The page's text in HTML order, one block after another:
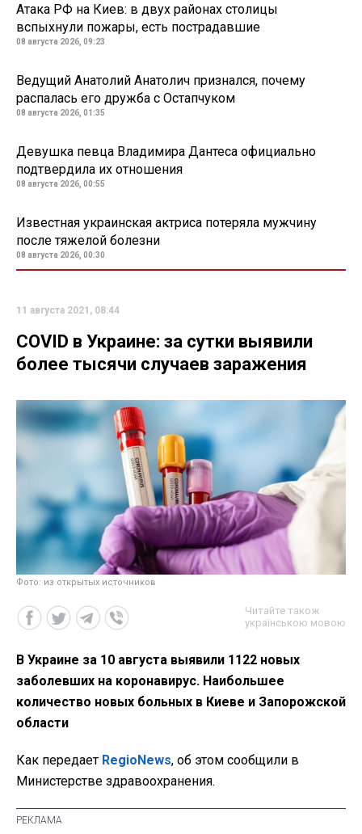
Атака РФ на Киев: в двух районах столицы
вспыхнули пожары, есть пострадавшие
08 августа 2026, 09:23
Ведущий Анатолий Анатолич признался, почему
распалась его дружба с Остапчуком
08 августа 2026, 01:35
Девушка певца Владимира Дантеса официально
подтвердила их отношения
08 августа 2026, 00:55
Известная украинская актриса потеряла мужчину
после тяжелой болезни
08 августа 2026, 00:30
11 августа 2021, 08:44
COVID в Украине: за сутки выявили
более тысячи случаев заражения
Фото: из открытых источников
Читайте також
українською мовою
В Украине за 10 августа выявили 1122 новых
заболевших на коронавирус. Наибольшее
количество новых больных в Киеве и Запорожской
области
Как передает RegioNews, об этом сообщили в
Министерстве здравоохранения.